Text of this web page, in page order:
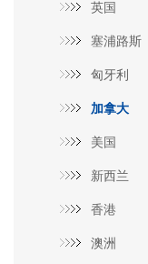
英国
塞浦路斯
匈牙利
加拿大
美国
新西兰
香港
澳洲